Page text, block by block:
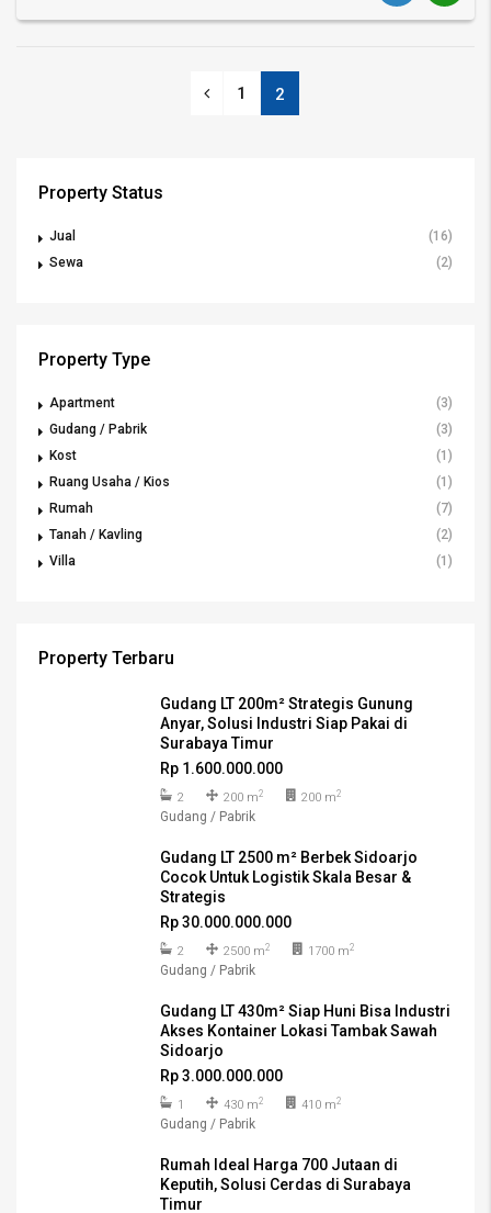
1 2
Property Status
Jual
(16)
Sewa
(2)
Property Type
Apartment
(3)
Gudang / Pabrik
(3)
Kost
(1)
Ruang Usaha / Kios
(1)
Rumah
(7)
Tanah / Kavling
(2)
Villa
(1)
Property Terbaru
Gudang LT 200m² Strategis Gunung
Anyar, Solusi Industri Siap Pakai di
Surabaya Timur
Rp 1.600.000.000
2 200 m2 200 m2
Gudang / Pabrik
Gudang LT 2500 m² Berbek Sidoarjo
Cocok Untuk Logistik Skala Besar &
Strategis
Rp 30.000.000.000
2 2500 m2 1700 m2
Gudang / Pabrik
Gudang LT 430m² Siap Huni Bisa Industri
Akses Kontainer Lokasi Tambak Sawah
Sidoarjo
Rp 3.000.000.000
1 430 m2 410 m2
Gudang / Pabrik
Rumah Ideal Harga 700 Jutaan di
Keputih, Solusi Cerdas di Surabaya
Timur